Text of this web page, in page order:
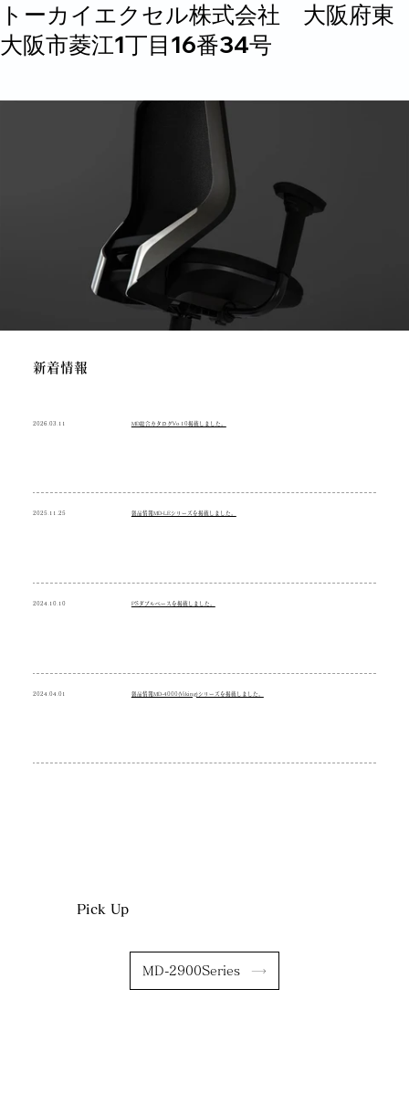
トーカイエクセル株式会社 大阪府東
大阪市菱江1丁目16番34号
新着情報
2026.03.11 MD総合カタログVo.10掲載しました。
2025.11.25 製品情報MD-LEシリーズを掲載しました。
2024.10.10 PSダブルベースを掲載しました。
2024.04.01 製品情報MD-4000(Viking)シリーズを掲載しました。
製品情報MD-3730MESH（アウラス・メッシュ）を掲載しました。
Pick Up
MD-2900Series